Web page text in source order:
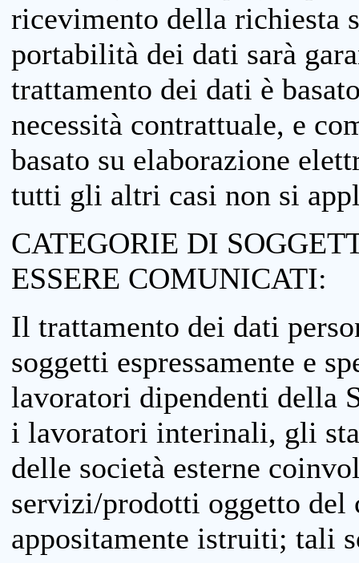
ricevimento della richiesta
portabilità dei dati sarà
trattamento dei dati è
necessità contrattuale, e
basato su elaborazione
tutti gli altri casi non si
CATEGORIE DI
ESSERE COMUNICATI:
Il trattamento dei dati
soggetti espressamente e
lavoratori dipendenti della
i lavoratori interinali, gli
delle società esterne
servizi/prodotti oggetto
appositamente istruiti; tali